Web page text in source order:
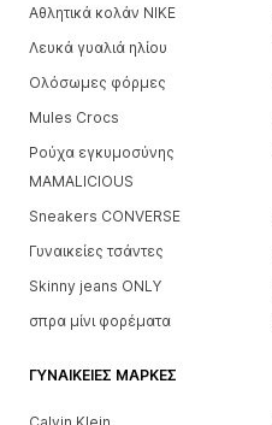
Αθλητικά κολάν NIKE
Λευκά γυαλιά ηλίου
Ολόσωμες φόρμες
Mules Crocs
Ρούχα εγκυμοσύνης
MAMALICIOUS
Sneakers CONVERSE
Γυναικείες τσάντες
Skinny jeans ONLY
σπρα μίνι φορέματα
ΓΥΝΑΙΚΕΊΕΣ ΜΆΡΚΕΣ